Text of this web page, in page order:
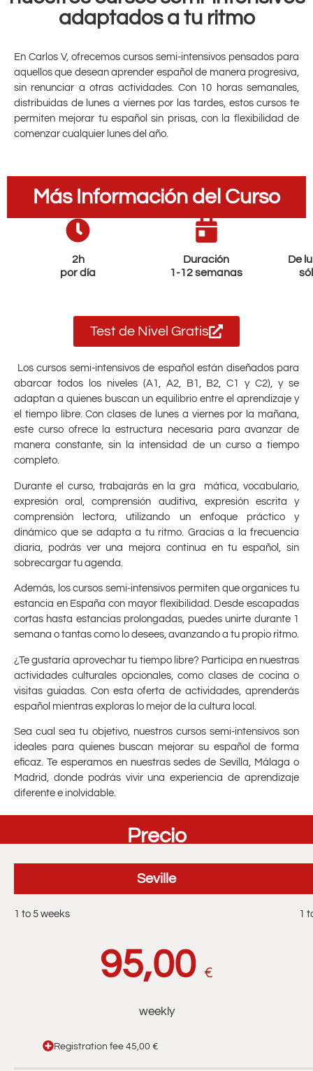
adaptados a tu ritmo
En Carlos V, ofrecemos cursos semi-intensivos pensados para
aquellos que desean aprender español de manera progresiva,
sin renunciar a otras actividades. Con 10 horas semanales,
distribuidas de lunes a viernes por las tardes, estos cursos te
permiten mejorar tu español sin prisas, con la flexibilidad de
comenzar cualquier lunes del año.
Más Información del Curso
2h
por día
Duración
1-12 semanas
De
Test de Nivel Gratis
Los cursos semi-intensivos de español están diseñados para
abarcar todos los niveles (A1, A2, B1, B2, C1 y C2), y se
adaptan a quienes buscan un equilibrio entre el aprendizaje y
el tiempo libre. Con clases de lunes a viernes por la mañana,
este curso ofrece la estructura necesaria para avanzar de
manera constante, sin la intensidad de un curso a tiempo
completo.
Durante el curso, trabajarás en la gra mática, vocabulario,
expresión oral, comprensión auditiva, expresión escrita y
comprensión lectora, utilizando un enfoque práctico y
dinámico que se adapta a tu ritmo. Gracias a la frecuencia
diaria, podrás ver una mejora continua en tu español, sin
sobrecargar tu agenda.
Además, los cursos semi-intensivos permiten que organices tu
estancia en España con mayor flexibilidad. Desde escapadas
cortas hasta estancias prolongadas, puedes unirte durante 1
semana o tantas como lo desees, avanzando a tu propio ritmo.
¿Te gustaría aprovechar tu tiempo libre? Participa en nuestras
actividades culturales opcionales, como clases de cocina o
visitas guiadas. Con esta oferta de actividades, aprenderás
español mientras exploras lo mejor de la cultura local.
Sea cual sea tu objetivo, nuestros cursos semi-intensivos son
ideales para quienes buscan mejorar su español de forma
eficaz. Te esperamos en nuestras sedes de Sevilla, Málaga o
Madrid, donde podrás vivir una experiencia de aprendizaje
diferente e inolvidable.
Precio
Seville
1 to 5 weeks
95,00 €
weekly
Registration fee 45,00 €
1